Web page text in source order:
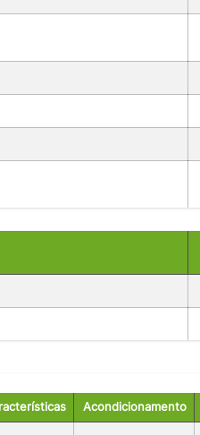
Acondicionamento